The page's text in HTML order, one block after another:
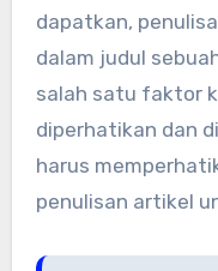
dapatkan,
dalam judul
salah satu faktor
diperhatikan dan
harus
penulisan artikel